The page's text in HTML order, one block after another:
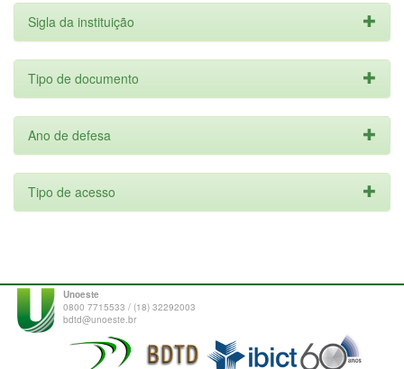
Sigla da instituição
Tipo de documento
Ano de defesa
Tipo de acesso
Unoeste
0800 7715533 / (18) 32292003
bdtd@unoeste.br